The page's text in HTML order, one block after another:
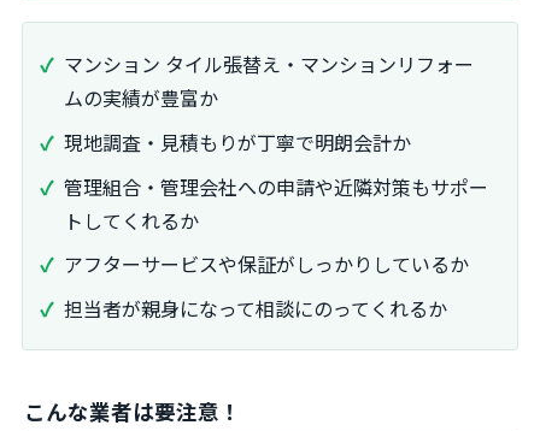
マンション タイル張替え・マンションリフォー
ムの実績が豊富か
現地調査・見積もりが丁寧で明朗会計か
管理組合・管理会社への申請や近隣対策もサポー
トしてくれるか
アフターサービスや保証がしっかりしているか
担当者が親身になって相談にのってくれるか
こんな業者は要注意！